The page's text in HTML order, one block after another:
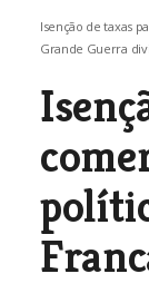
Isenção de taxas
Grande Guerra